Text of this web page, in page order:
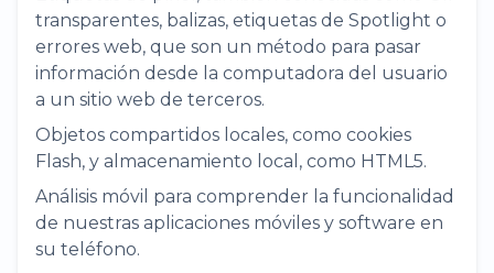
transparentes, balizas, etiquetas de Spotlight o
errores web, que son un método para pasar
información desde la computadora del usuario
a un sitio web de terceros.
Objetos compartidos locales, como cookies
Flash, y almacenamiento local, como HTML5.
Análisis móvil para comprender la funcionalidad
de nuestras aplicaciones móviles y software en
su teléfono.